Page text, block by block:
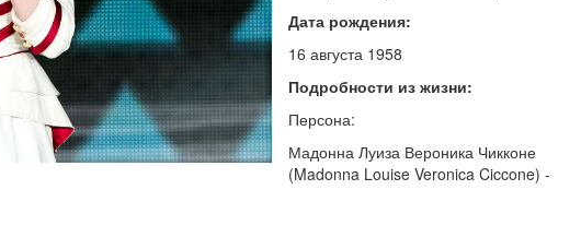
Дата рождения:
16 августа 1958
Подробности из жизни:
Персона:
Мадонна Луиза Вероника Чикконе
(Madonna Louise Veronica Ciccone) -